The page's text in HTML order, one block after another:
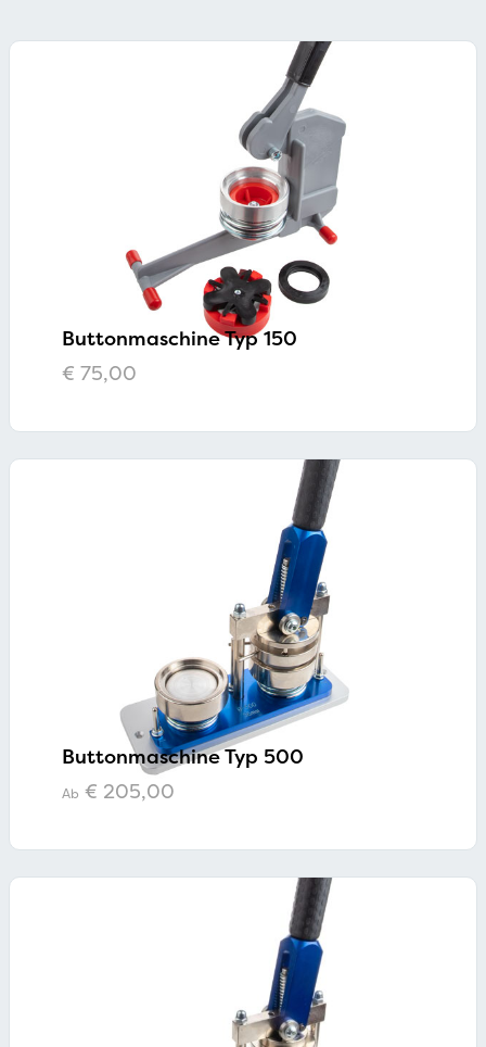
Buttonmaschine Typ 150
€ 75,00
Buttonmaschine Typ 500
Ab € 205,00